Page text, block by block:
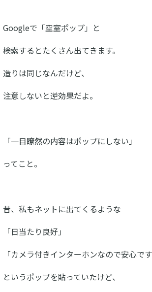
Googleで「空室ポップ」と
検索するとたくさん出てきます。
造りは同じなんだけど、
注意しないと逆効果だよ。
「一目瞭然の内容はポップにしない」
ってこと。
昔、私もネットに出てくるような
「日当たり良好」
「カメラ付きインターホンなので安心です
というポップを貼っていたけど、